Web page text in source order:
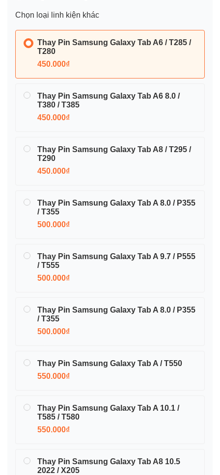
Chọn loại linh kiện khác
Thay Pin Samsung Galaxy Tab A6 / T285 /
T280
450.000₫
Thay Pin Samsung Galaxy Tab A6 8.0 /
T380 / T385
450.000₫
Thay Pin Samsung Galaxy Tab A8 / T295 /
T290
450.000₫
Thay Pin Samsung Galaxy Tab A 8.0 / P355
/ T355
500.000₫
Thay Pin Samsung Galaxy Tab A 9.7 / P555
/ T555
500.000₫
Thay Pin Samsung Galaxy Tab A 8.0 / P355
/ T355
500.000₫
Thay Pin Samsung Galaxy Tab A / T550
550.000₫
Thay Pin Samsung Galaxy Tab A 10.1 /
T585 / T580
550.000₫
Thay Pin Samsung Galaxy Tab A8 10.5
2022 / X205